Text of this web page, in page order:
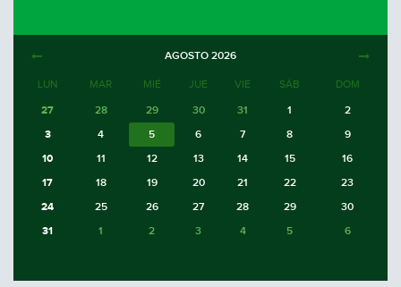
AGOSTO 2026
LUN MAR MIÉ JUE VIE SÁB DOM
27 28 29 30 31 1
2
3
4 5 6 7 8
9
10
11 12 13 14 15
16
17
18 19 20 21 22
23
24
25 26 27 28 29
30
31
1 2 3 4 5 6